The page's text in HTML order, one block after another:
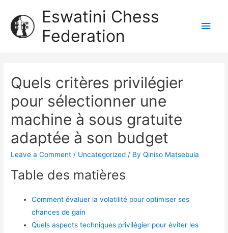
Eswatini Chess
Federation
Quels critères privilégier
pour sélectionner une
machine à sous gratuite
adaptée à son budget
Leave a Comment / Uncategorized / ByQiniso Matsebula
Table des matières
Comment évaluer la volatilité pour optimiser ses
chances de gain
Quels aspects techniques privilégier pour éviter les